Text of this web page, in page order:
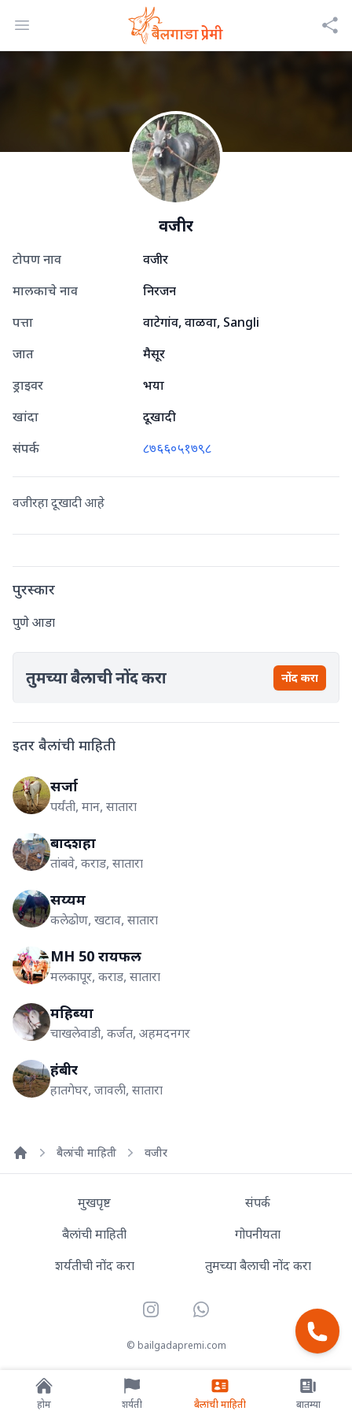
Open menu
वजीर
टोपण नाव
वजीर
मालकाचे नाव
निरजन
पत्ता
वाटेगांव, वाळवा, Sangli
जात
मैसूर
ड्राइवर
भया
खांदा
दूखादी
संपर्क
८७६६०५१७९८
वजीरहा दूखादी आहे
पुरस्कार
पुणे आडा
तुमच्या बैलाची नोंद करा नोंद करा
इतर बैलांची माहिती
सर्जा
पर्यंती, मान, सातारा
बादशहा
तांबवे, कराड, सातारा
सय्यम
कलेढोण, खटाव, सातारा
MH 50 रायफल
मलकापूर, कराड, सातारा
महिब्या
चाखलेवाडी, कर्जत, अहमदनगर
हंबीर
हातगेघर, जावली, सातारा
बैलांची माहिती वजीर
मुखपृष्ट
बैलांची माहिती
शर्यतीची नोंद करा
संपर्क
गोपनीयता
तुमच्या बैलाची नोंद करा
InstagramWhatsApp
© bailgadapremi.com
होम शर्यती बैलांची माहिती बातम्या